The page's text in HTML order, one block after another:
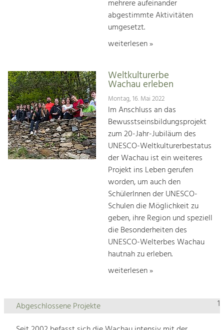
mehrere aufeinander
abgestimmte Aktivitäten
umgesetzt.
weiterlesen »
Weltkulturerbe
Wachau erleben
Montag, 16. Mai 2022
Im Anschluss an das
Bewusstseinsbildungsprojekt
zum 20-Jahr-Jubiläum des
UNESCO-Weltkulturerbestatus
der Wachau ist ein weiteres
Projekt ins Leben gerufen
worden, um auch den
SchülerInnen der UNESCO-
Schulen die Möglichkeit zu
geben, ihre Region und speziell
die Besonderheiten des
UNESCO-Welterbes Wachau
hautnah zu erleben.
weiterlesen »
1
Abgeschlossene Projekte